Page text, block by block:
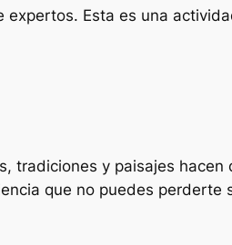
Esta es una
tradiciones y paisajes
que no puedes perderte